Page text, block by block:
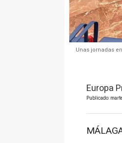
Unas jornadas
Europa
Publicado: